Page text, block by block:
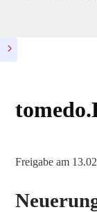
Freigabe am